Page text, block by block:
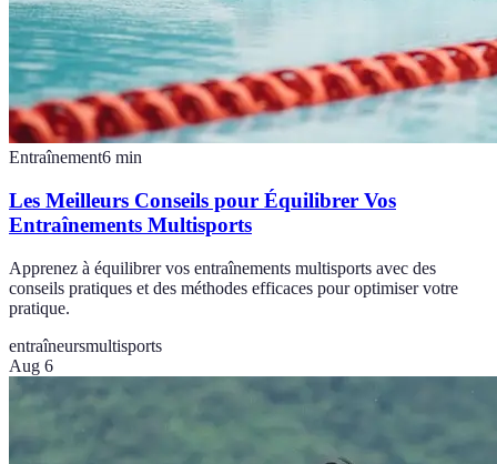
Entraînement6 min
Les Meilleurs Conseils pour Équilibrer Vos
Entraînements Multisports
Apprenez à équilibrer vos entraînements multisports avec des
conseils pratiques et des méthodes efficaces pour optimiser votre
pratique.
entraîneursmultisports
Aug 6